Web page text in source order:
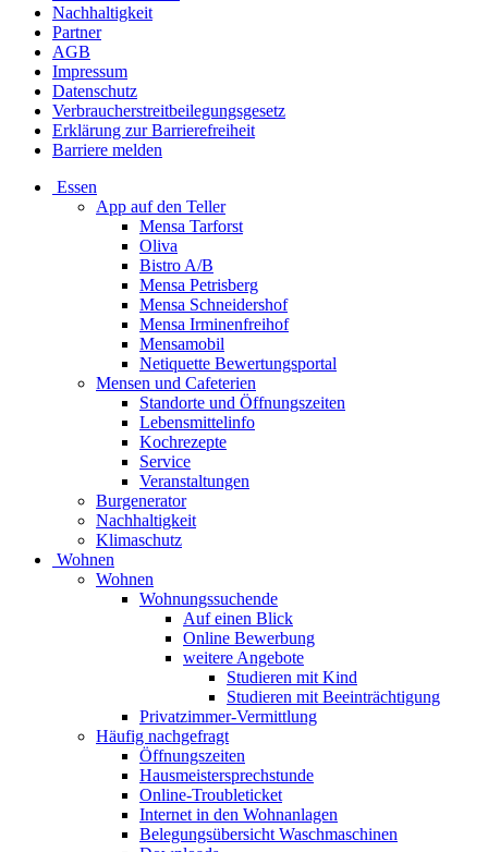
Nachhaltigkeit
Partner
AGB
Impressum
Datenschutz
Verbraucherstreitbeilegungsgesetz
Erklärung zur Barrierefreiheit
Barriere melden
Essen
App auf den Teller
Mensa Tarforst
Oliva
Bistro A/B
Mensa Petrisberg
Mensa Schneidershof
Mensa Irminenfreihof
Mensamobil
Netiquette Bewertungsportal
Mensen und Cafeterien
Standorte und Öffnungszeiten
Lebensmittelinfo
Kochrezepte
Service
Veranstaltungen
Burgenerator
Nachhaltigkeit
Klimaschutz
Wohnen
Wohnen
Wohnungssuchende
Auf einen Blick
Online Bewerbung
weitere Angebote
Studieren mit Kind
Studieren mit Beeinträchtigung
Privatzimmer-Vermittlung
Häufig nachgefragt
Öffnungszeiten
Hausmeistersprechstunde
Online-Troubleticket
Internet in den Wohnanlagen
Belegungsübersicht Waschmaschinen